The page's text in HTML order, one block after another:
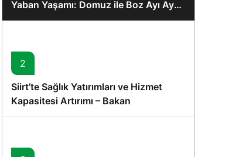
Yaban Yaşamı: Domuz ile Boz Ayı Aynı
Karede
2
Siirt’te Sağlık Yatırımları ve Hizmet
Kapasitesi Artırımı – Bakan
Memişoğlu’nun Ziyareti